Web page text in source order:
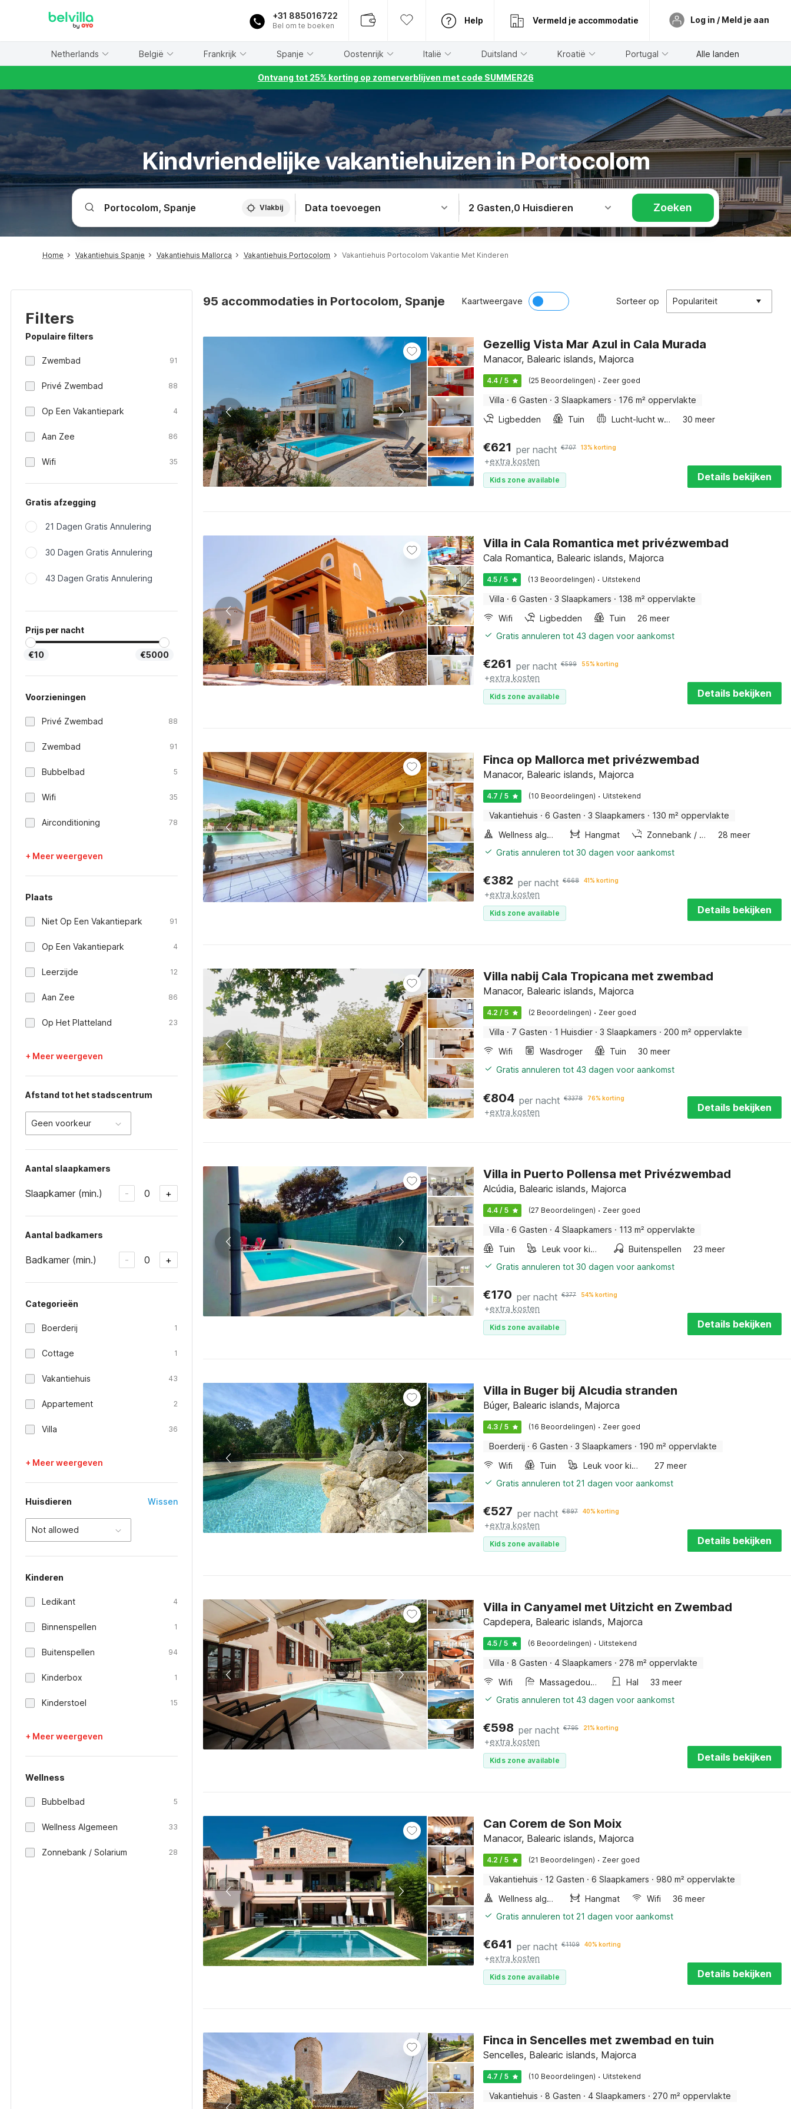
+31 885016722
Bel om te boeken
Help Vermeld je accommodatie Log in / Meld je aan
Netherlands België Frankrijk Spanje Oostenrijk Italië Duitsland Kroatië Portugal Alle landen
Ontvang tot 25% korting op zomerverblijven met code SUMMER26
Kindvriendelijke vakantiehuizen in Portocolom
Vlakbij Data toevoegen 2 Gasten,0 Huisdieren Zoeken
Home Vakantiehuis Spanje Vakantiehuis Mallorca Vakantiehuis Portocolom Vakantiehuis Portocolom Vakantie Met Kinderen
Filters
Populaire filters
Zwembad 91
Privé Zwembad 88
Op Een Vakantiepark 4
Aan Zee 86
Wifi 35
Gratis afzegging
21 Dagen Gratis Annulering
30 Dagen Gratis Annulering
43 Dagen Gratis Annulering
Prijs per nacht
€10 €5000
Voorzieningen
Privé Zwembad 88
Zwembad 91
Bubbelbad 5
Wifi 35
Airconditioning 78
+ Meer weergeven
Plaats
Niet Op Een Vakantiepark 91
Op Een Vakantiepark 4
Leerzijde 12
Aan Zee 86
Op Het Platteland 23
+ Meer weergeven
Afstand tot het stadscentrum
Geen voorkeur
Aantal slaapkamers
Slaapkamer (min.) - 0 +
Aantal badkamers
Badkamer (min.) - 0 +
Categorieën
Boerderij 1
Cottage 1
Vakantiehuis 43
Appartement 2
Villa 36
+ Meer weergeven
Huisdieren Wissen
Not allowed
Kinderen
Ledikant 4
Binnenspellen 1
Buitenspellen 94
Kinderbox 1
Kinderstoel 15
+ Meer weergeven
Wellness
Bubbelbad 5
Wellness Algemeen 33
Zonnebank / Solarium 28
95 accommodaties in Portocolom, Spanje Kaartweergave Sorteer op Populariteit
Gezellig Vista Mar Azul in Cala Murada
Manacor, Balearic islands, Majorca
4.4 / 5 (25 Beoordelingen) · Zeer goed
Villa · 6 Gasten · 3 Slaapkamers · 176 m² oppervlakte
Ligbedden
Tuin Lucht-lucht warmtepomp 30 meer
€621 per nacht €707 13% korting
+extra kosten
Kids zone available Details bekijken
Villa in Cala Romantica met privézwembad
Cala Romantica, Balearic islands, Majorca
4.5 / 5 (13 Beoordelingen) · Uitstekend
Villa · 6 Gasten · 3 Slaapkamers · 138 m² oppervlakte
Wifi
Ligbedden Tuin
26 meer
Gratis annuleren tot 43 dagen voor aankomst
€261 per nacht €599 55% korting
+extra kosten
Kids zone available Details bekijken
Finca op Mallorca met privézwembad
Manacor, Balearic islands, Majorca
4.7 / 5 (10 Beoordelingen) · Uitstekend
Vakantiehuis · 6 Gasten · 3 Slaapkamers · 130 m² oppervlakte
Wellness algemeen
Hangmat Zonnebank / solarium
28 meer
Gratis annuleren tot 30 dagen voor aankomst
€382 per nacht €668 41% korting
+extra kosten
Kids zone available Details bekijken
Villa nabij Cala Tropicana met zwembad
Manacor, Balearic islands, Majorca
4.2 / 5 (2 Beoordelingen) · Zeer goed
Villa · 7 Gasten · 1 Huisdier · 3 Slaapkamers · 200 m² oppervlakte
Wifi
Wasdroger Tuin
30 meer
Gratis annuleren tot 43 dagen voor aankomst
€804 per nacht €3378 76% korting
+extra kosten Details bekijken
Villa in Puerto Pollensa met Privézwembad
Alcúdia, Balearic islands, Majorca
4.4 / 5 (27 Beoordelingen) · Zeer goed
Villa · 6 Gasten · 4 Slaapkamers · 113 m² oppervlakte
Tuin
Leuk voor kinderen Buitenspellen
23 meer
Gratis annuleren tot 30 dagen voor aankomst
€170 per nacht €377 54% korting
+extra kosten
Kids zone available Details bekijken
Villa in Buger bij Alcudia stranden
Búger, Balearic islands, Majorca
4.3 / 5 (16 Beoordelingen) · Zeer goed
Boerderij · 6 Gasten · 3 Slaapkamers · 190 m² oppervlakte
Wifi
Tuin Leuk voor kinderen
27 meer
Gratis annuleren tot 21 dagen voor aankomst
€527 per nacht €897 40% korting
+extra kosten
Kids zone available Details bekijken
Villa in Canyamel met Uitzicht en Zwembad
Capdepera, Balearic islands, Majorca
4.5 / 5 (6 Beoordelingen) · Uitstekend
Villa · 8 Gasten · 4 Slaapkamers · 278 m² oppervlakte
Wifi
Massagedouche Hal
33 meer
Gratis annuleren tot 43 dagen voor aankomst
€598 per nacht €795 21% korting
+extra kosten
Kids zone available Details bekijken
Can Corem de Son Moix
Manacor, Balearic islands, Majorca
4.2 / 5 (21 Beoordelingen) · Zeer goed
Vakantiehuis · 12 Gasten · 6 Slaapkamers · 980 m² oppervlakte
Wellness algemeen
Hangmat Wifi
36 meer
Gratis annuleren tot 21 dagen voor aankomst
€641 per nacht €1109 40% korting
+extra kosten
Kids zone available Details bekijken
Finca in Sencelles met zwembad en tuin
Sencelles, Balearic islands, Majorca
4.7 / 5 (10 Beoordelingen) · Uitstekend
Vakantiehuis · 8 Gasten · 4 Slaapkamers · 270 m² oppervlakte